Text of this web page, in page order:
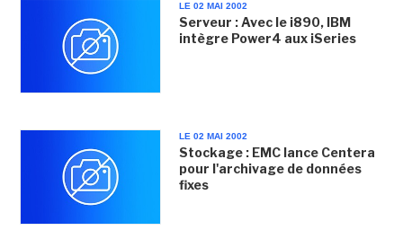
LE 02 MAI 2002
Serveur : Avec le i890, IBM
intègre Power4 aux iSeries
LE 02 MAI 2002
Stockage : EMC lance Centera
pour l'archivage de données
fixes